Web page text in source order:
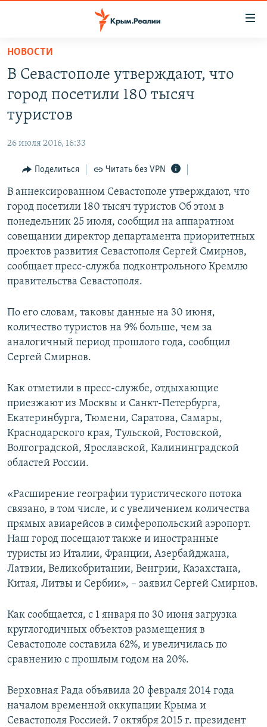
Вернуться
основному
содержанию
Вернутся
главной
Вернутся
поиску
11 ЛЕТ ОККУПАЦИИ КРЫМА. 11 ИСТОРИЙ СОПРОТИВЛЕНИЯ
ВОДА
ЕЩЕ
ИНТЕРАКТИВ
ИНФОГРАФИКА
ТЕЛЕПРОЕКТ КРЫМ.РЕАЛИИ
СОВЕТЫ ПРАВОЗАЩИТНИКОВ
ПРОПАВШИЕ БЕЗ ВЕСТИ
ПОБЕДИТЕЛЕЙ НЕ СУДЯТ?
УКРАИНСКАЯ ПРОБЛЕМА КРЫМА
РАДІО СВОБОДА
КАК ОБОЙТИ БЛОКИРОВКУ
Українською
ПРИСОЕДИНЯЙТЕСЬ!
Все сайты RFE/RL
НОВОСТИ
В Севастополе утверждают, что
город посетили 180 тысяч
туристов
26 июля 2016, 16:33
Поделиться Читать без VPN
В аннексированном Севастополе утверждают, что
город посетили 180 тысяч туристов Об этом в
понедельник 25 июля, сообщил на аппаратном
совещании директор департамента приоритетных
проектов развития Севастополя Сергей Смирнов,
сообщает пресс-служба подконтрольного Кремлю
правительства Севастополя.
По его словам, таковы данные на 30 июня,
количество туристов на 9% больше, чем за
аналогичный период прошлого года, сообщил
Сергей Смирнов.
Как отметили в пресс-службе, отдыхающие
приезжают из Москвы и Санкт-Петербурга,
Екатеринбурга, Тюмени, Саратова, Самары,
Краснодарского края, Тульской, Ростовской,
Волгоградской, Ярославской, Калининградской
областей России.
«Расширение географии туристического потока
связано, в том числе, и с увеличением количества
прямых авиарейсов в симферопольский аэропорт.
Наш город посещают также и иностранные
туристы из Италии, Франции, Азербайджана,
Латвии, Великобритании, Венгрии, Казахстана,
Китая, Литвы и Сербии», – заявил Сергей Смирнов.
Как сообщается, с 1 января по 30 июня загрузка
круглогодичных объектов размещения в
Севастополе составила 62%, и увеличилась по
сравнению с прошлым годом на 20%.
Верховная Рада объявила 20 февраля 2014 года
началом временной оккупации Крыма и
Севастополя Россией. 7 октября 2015 г. президент